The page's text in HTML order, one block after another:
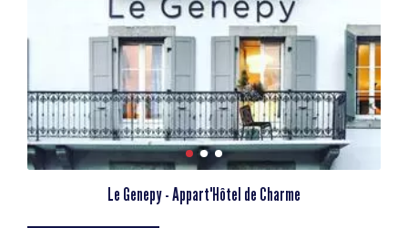
Le Genepy - Appart'Hôtel de Charme